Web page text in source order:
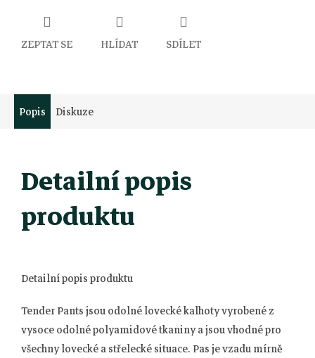
ZEPTAT SE HLÍDAT SDÍLET
Popis Diskuze
Detailní popis
produktu
Detailní popis produktu
Tender Pants jsou odolné lovecké kalhoty vyrobené z
vysoce odolné polyamidové tkaniny a jsou vhodné pro
všechny lovecké a střelecké situace. Pas je vzadu mírně